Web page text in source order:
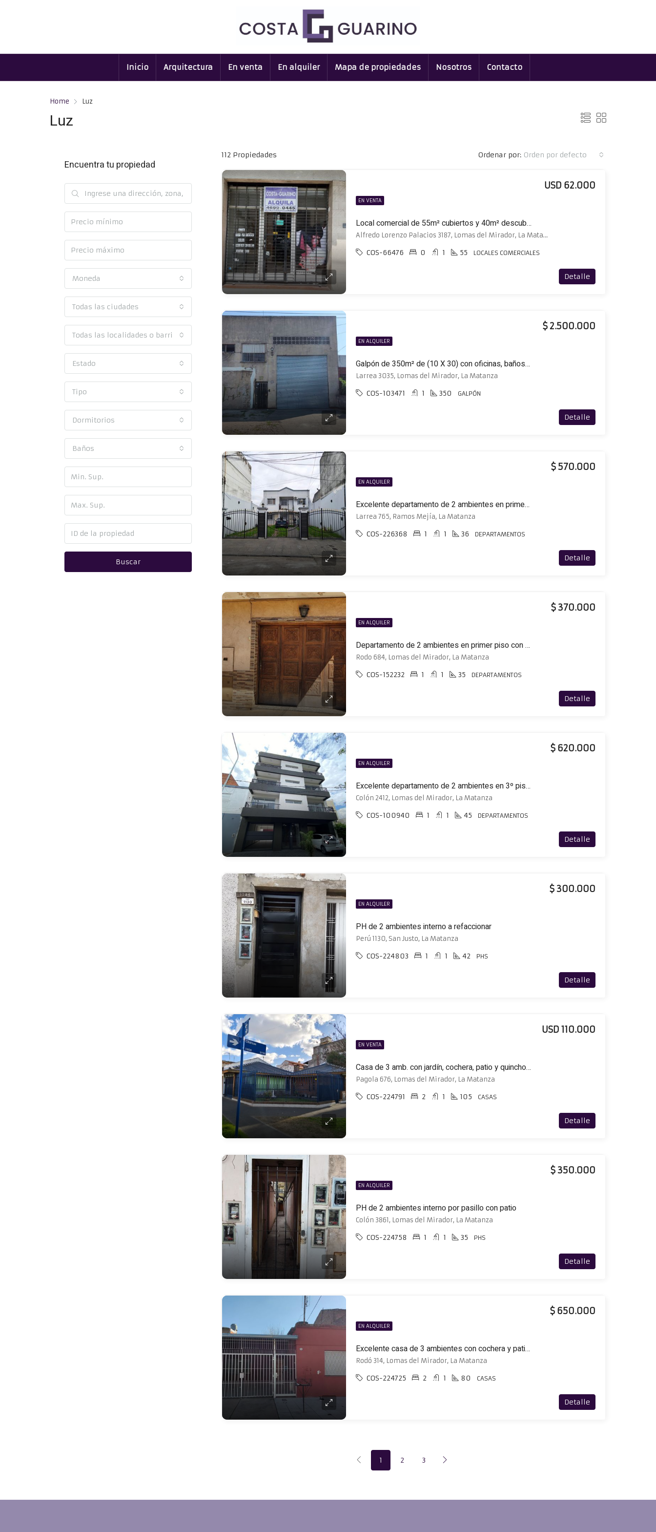
Inicio Arquitectura En venta En alquiler Mapa de propiedades Nosotros Contacto
Home Luz
Luz
112 Propiedades Ordenar por: Orden por defecto
EN VENTA
Local comercial de 55m² cubiertos y 40m² descubiertos a 30 metros de Avenida
USD 62.000
Alfredo Lorenzo Palacios 3187, Lomas del Mirador, La Matanza
COS-66476 0 1 55 LOCALES COMERCIALES
Detalle
EN ALQUILER
Galpón de 350m² de (10 X 30) con oficinas, baños y vestuarios
$ 2.500.000
Larrea 3035, Lomas del Mirador, La Matanza
COS-103471 1 350 GALPÓN
Detalle
EN ALQUILER
Excelente departamento de 2 ambientes en primer piso con cochera y balcón
$ 570.000
Larrea 765, Ramos Mejía, La Matanza
COS-226368 1 1 36 DEPARTAMENTOS
Detalle
EN ALQUILER
Departamento de 2 ambientes en primer piso con altillo
$ 370.000
Rodo 684, Lomas del Mirador, La Matanza
COS-152232 1 1 35 DEPARTAMENTOS
Detalle
EN ALQUILER
Excelente departamento de 2 ambientes en 3º piso al frente con balcón y terraza
$ 620.000
Colón 2412, Lomas del Mirador, La Matanza
COS-100940 1 1 45 DEPARTAMENTOS
Detalle
EN ALQUILER
PH de 2 ambientes interno a refaccionar
$ 300.000
Perú 1130, San Justo, La Matanza
COS-224803 1 1 42 PHS
Detalle
EN VENTA
Casa de 3 amb. con jardín, cochera, patio y quincho ubicada en esquina
USD 110.000
Pagola 676, Lomas del Mirador, La Matanza
COS-224791 2 1 105 CASAS
Detalle
EN ALQUILER
PH de 2 ambientes interno por pasillo con patio
$ 350.000
Colón 3861, Lomas del Mirador, La Matanza
COS-224758 1 1 35 PHS
Detalle
EN ALQUILER
Excelente casa de 3 ambientes con cochera y patio con parrilla
$ 650.000
Rodó 314, Lomas del Mirador, La Matanza
COS-224725 2 1 80 CASAS
Detalle
1 2 3
Encuentra tu propiedad
Moneda
Todas las ciudades
Todas las localidades o barrios
Estado
Tipo
Dormitorios
Baños
Buscar